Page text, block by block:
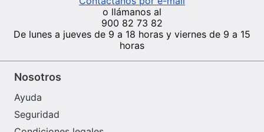
o llámanos al
900 82 73 82
De lunes a jueves de 9 a 18 horas y viernes de 9 a 15
horas
Nosotros
Ayuda
Seguridad